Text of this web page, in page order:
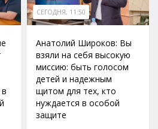
СЕГОДНЯ, 11:50
Анатолий Широков: Вы
взяли на себя высокую
миссию: быть голосом
детей и надежным
щитом для тех, кто
нуждается в особой
защите